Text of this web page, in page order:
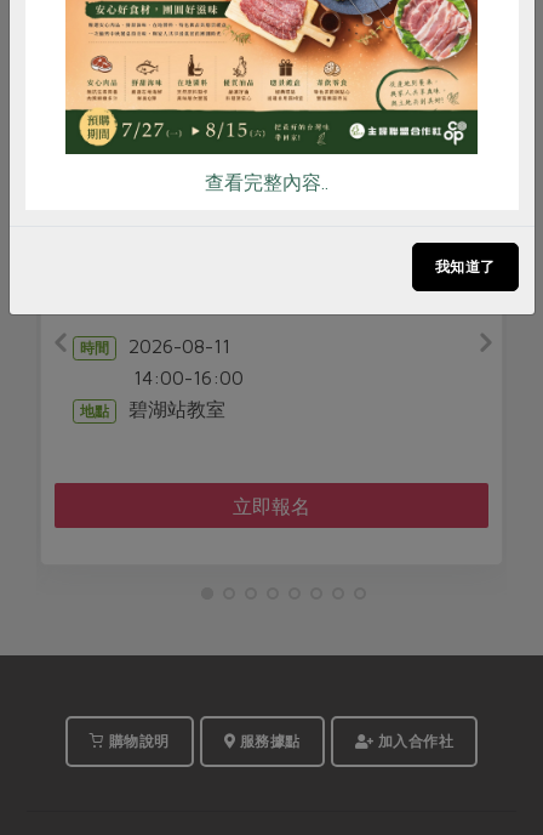
相關活動
生產者面對面
時間
10:30-12:00
地點
購物說明 服務據點 加入合作社
雞蛋 食安 共同購買
查看完整內容..
我知道了